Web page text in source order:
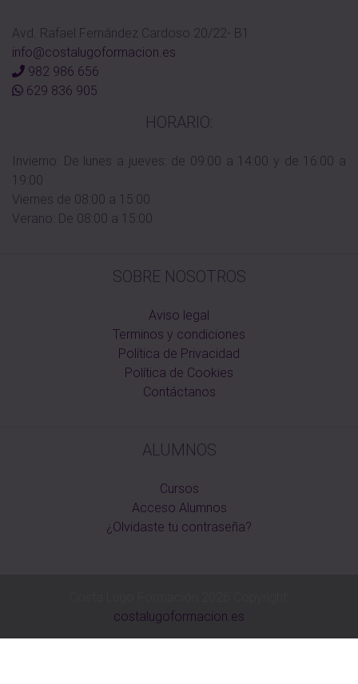
Avd. Rafael Fernández Cardoso 20/22- B1
info@costalugoformacion.es
982 986 656
629 836 905
HORARIO:
Invierno: De lunes a jueves: de 09:00 a 14:00 y de 16:00 a
19:00
Viernes de 08:00 a 15:00
Verano: De 08:00 a 15:00
SOBRE NOSOTROS
Aviso legal
Terminos y condiciones
Política de Privacidad
Política de Cookies
Contáctanos
ALUMNOS
Cursos
Acceso Alumnos
¿Olvidaste tu contraseña?
costalugoformacion.es